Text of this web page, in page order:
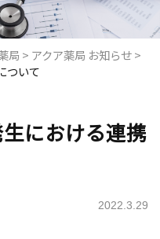
局 > アクア薬局 お知らせ>
ついて
における連携
2022.3.29